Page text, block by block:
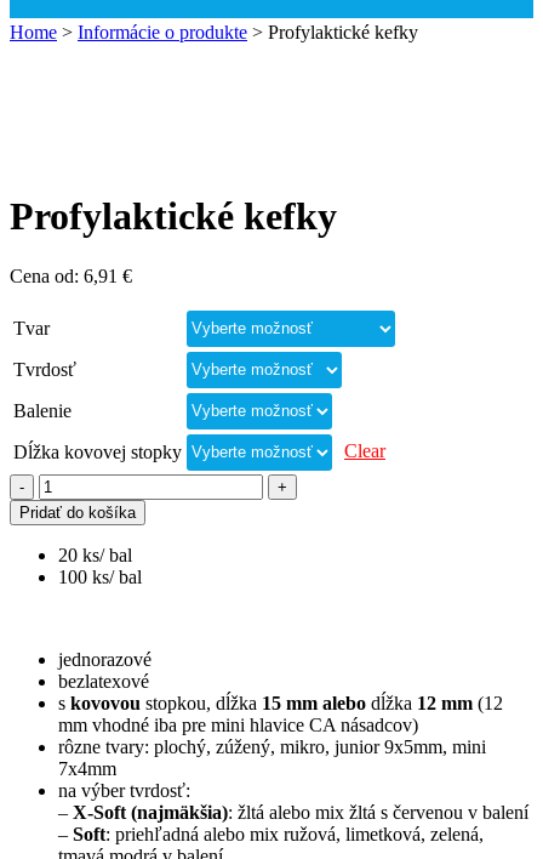
Home > Informácie o produkte > Profylaktické kefky
Profylaktické kefky
Cena od: 6,91 €
Tvar
Tvrdosť
Balenie
Dĺžka kovovej stopky
Clear
Pridať do košíka
20 ks/ bal
100 ks/ bal
jednorazové
bezlatexové
s kovovou stopkou, dĺžka 15 mm alebo dĺžka 12 mm (12
mm vhodné iba pre mini hlavice CA násadcov)
rôzne tvary: plochý, zúžený, mikro, junior 9x5mm, mini
7x4mm
na výber tvrdosť:
– X-Soft (najmäkšia): žltá alebo mix žltá s červenou v balení
– Soft: priehľadná alebo mix ružová, limetková, zelená,